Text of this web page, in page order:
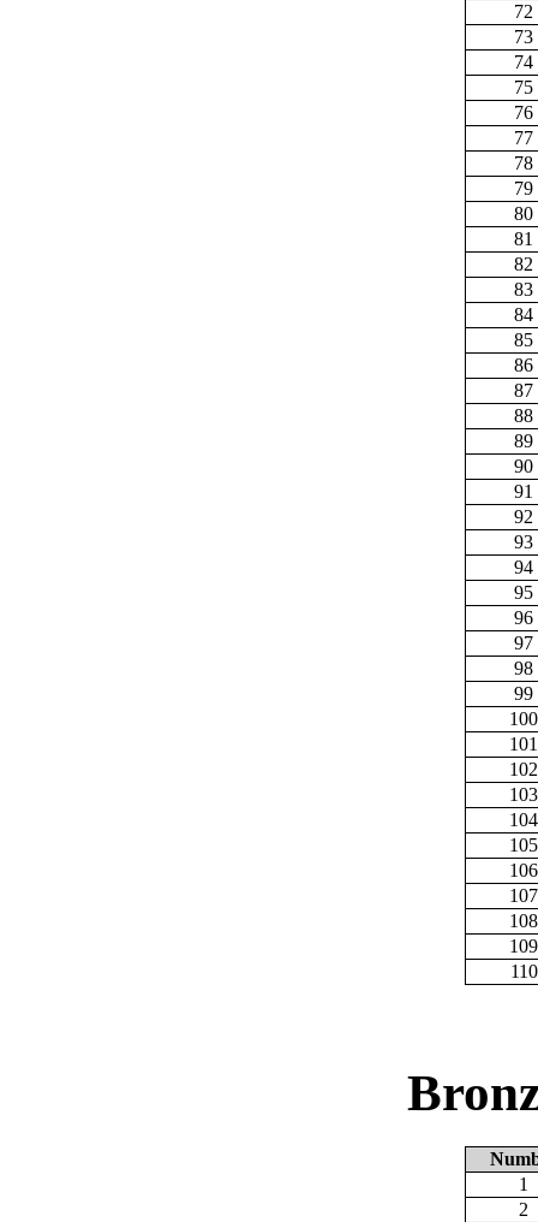
72
73
74
75
76
77
78
79
80
81
82
83
84
85
86
87
88
89
90
91
92
93
94
95
96
97
98
99
100
101
102
103
104
105
106
107
108
109
110
1
2